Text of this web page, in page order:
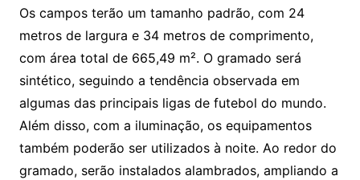
Os campos terão um tamanho padrão, com 24
metros de largura e 34 metros de comprimento,
com área total de 665,49 m². O gramado será
sintético, seguindo a tendência observada em
algumas das principais ligas de futebol do mundo.
Além disso, com a iluminação, os equipamentos
também poderão ser utilizados à noite. Ao redor do
gramado, serão instalados alambrados, ampliando a